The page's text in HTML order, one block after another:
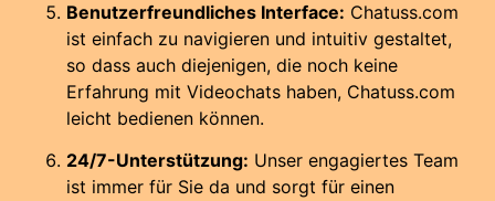
Benutzerfreundliches Interface: Chatuss.com
ist einfach zu navigieren und intuitiv gestaltet,
so dass auch diejenigen, die noch keine
Erfahrung mit Videochats haben, Chatuss.com
leicht bedienen können.
24/7-Unterstützung: Unser engagiertes Team
ist immer für Sie da und sorgt für einen